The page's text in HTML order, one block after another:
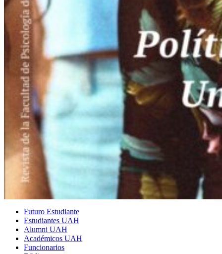
Futuro Estudiante
Estudiantes UAH
Alumni UAH
Académicos UAH
Funcionarios